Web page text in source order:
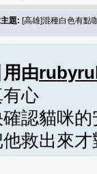
題: [高雄]混種白色有點
由
心
認貓咪的
救出來才